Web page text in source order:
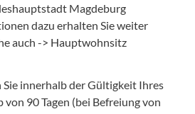
Magdeburg
dazu erhalten Sie weiter
auch -> Hauptwohnsitz
Sie innerhalb der Gültigkeit Ihres
von 90 Tagen (bei Befreiung von